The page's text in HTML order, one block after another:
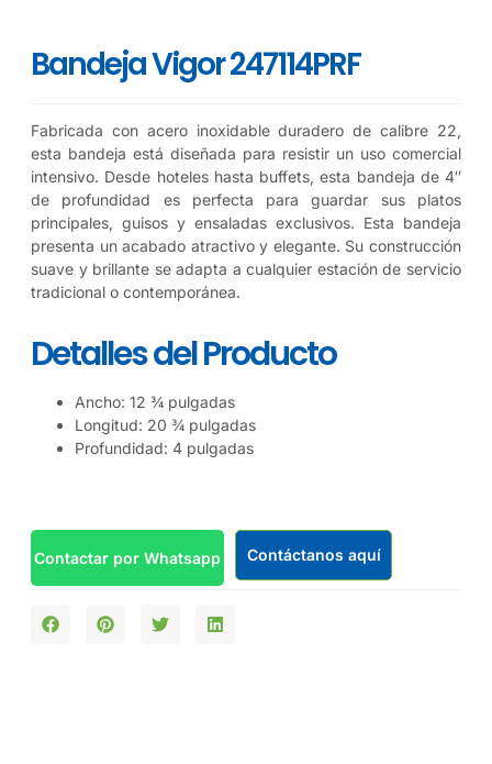
Bandeja Vigor 247114PRF
Fabricada con acero inoxidable duradero de calibre 22,
esta bandeja está diseñada para resistir un uso comercial
intensivo. Desde hoteles hasta buffets, esta bandeja de 4″
de profundidad es perfecta para guardar sus platos
principales, guisos y ensaladas exclusivos. Esta bandeja
presenta un acabado atractivo y elegante. Su construcción
suave y brillante se adapta a cualquier estación de servicio
tradicional o contemporánea.
Detalles del Producto
Ancho: 12 ¾ pulgadas
Longitud: 20 ¾ pulgadas
Profundidad: 4 pulgadas
Contactar por Whatsapp Contáctanos aquí